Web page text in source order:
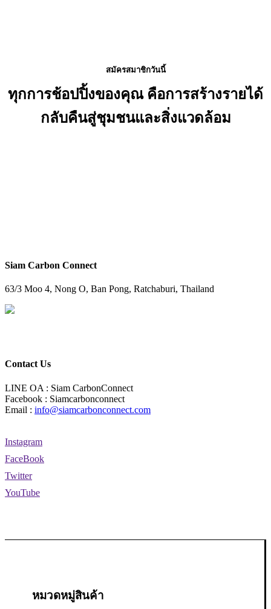
สมัครสมาชิกวันนี้
ทุกการช้อปปิ้งของคุณ คือการสร้างรายได้
กลับคืนสู่ชุมชนและสิ่งแวดล้อม
Siam Carbon Connect
63/3 Moo 4, Nong O, Ban Pong, Ratchaburi, Thailand
Contact Us
LINE OA : Siam CarbonConnect
Facebook : Siamcarbonconnect
Email : info@siamcarbonconnect.com
Instagram
FaceBook
Twitter
YouTube
หมวดหมู่สินค้า